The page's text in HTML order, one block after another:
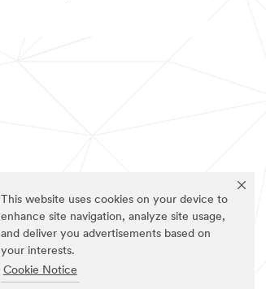
This website uses cookies on your device to
enhance site navigation, analyze site usage,
and deliver you advertisements based on
your interests.
Cookie Notice